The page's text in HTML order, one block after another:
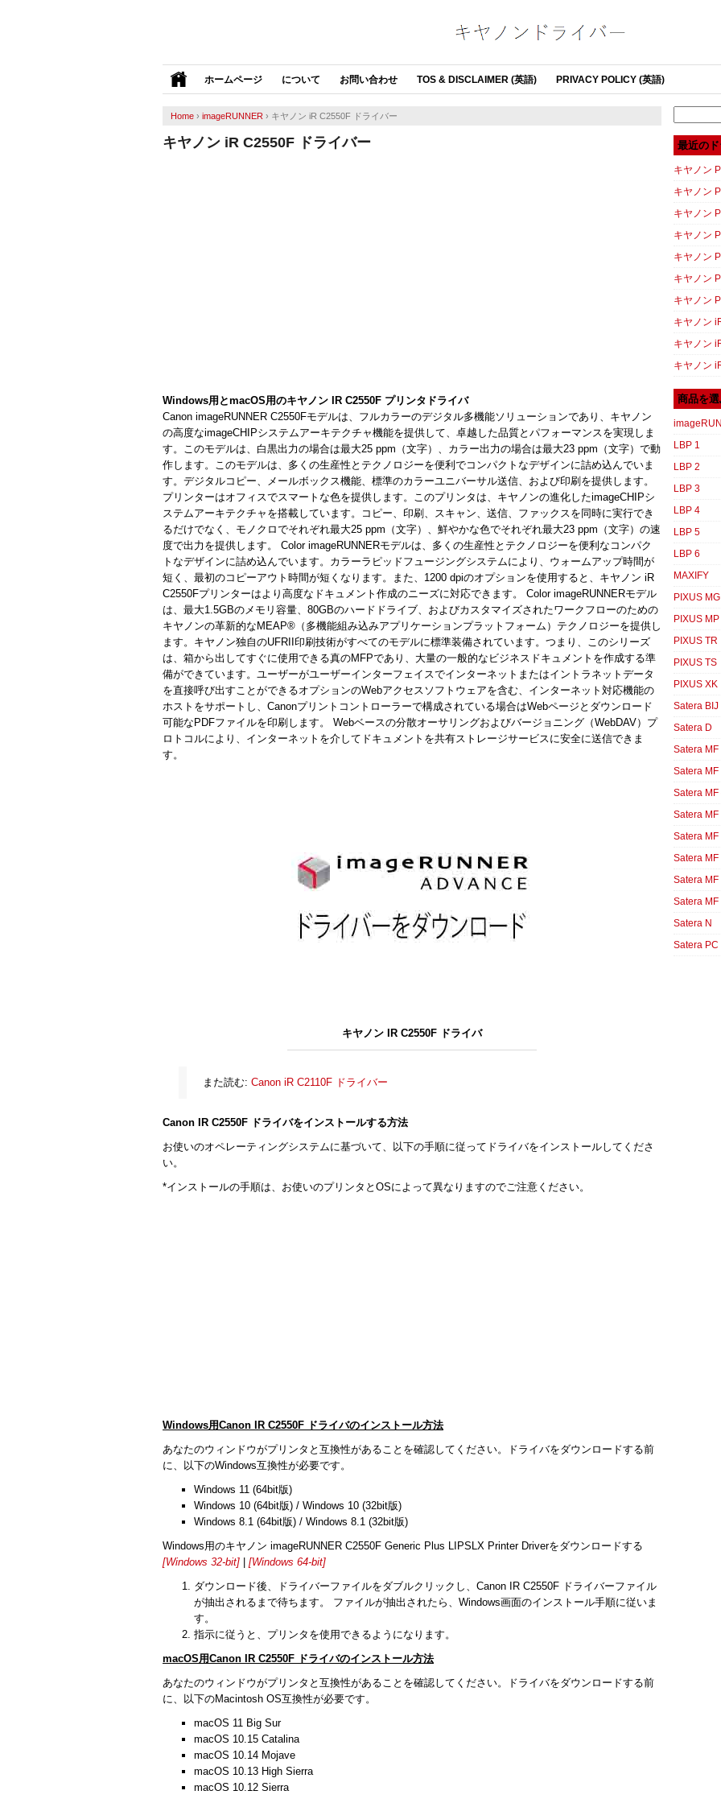
ホームページ について お問い合わせ TOS & DISCLAIMER (英語) PRIVACY POLICY (英語)
Home › imageRUNNER › キヤノン iR C2550F ドライバー
キヤノン iR C2550F ドライバー
Windows用とmacOS用のキヤノン IR C2550F プリンタドライバ
Canon imageRUNNER C2550Fモデルは、フルカラーのデジタル多機能ソリューションであり、キヤノン
の高度なimageCHIPシステムアーキテクチャ機能を提供して、卓越した品質とパフォーマンスを実現しま
す。このモデルは、白黒出力の場合は最大25 ppm（文字）、カラー出力の場合は最大23 ppm（文字）で動
作します。このモデルは、多くの生産性とテクノロジーを便利でコンパクトなデザインに詰め込んでいま
す。デジタルコピー、メールボックス機能、標準のカラーユニバーサル送信、および印刷を提供します。
プリンターはオフィスでスマートな色を提供します。このプリンタは、キヤノンの進化したimageCHIPシ
ステムアーキテクチャを搭載しています。コピー、印刷、スキャン、送信、ファックスを同時に実行でき
るだけでなく、モノクロでそれぞれ最大25 ppm（文字）、鮮やかな色でそれぞれ最大23 ppm（文字）の速
度で出力を提供します。 Color imageRUNNERモデルは、多くの生産性とテクノロジーを便利なコンパク
トなデザインに詰め込んでいます。カラーラピッドフュージングシステムにより、ウォームアップ時間が
短く、最初のコピーアウト時間が短くなります。また、1200 dpiのオプションを使用すると、キヤノン iR
C2550Fプリンターはより高度なドキュメント作成のニーズに対応できます。 Color imageRUNNERモデル
は、最大1.5GBのメモリ容量、80GBのハードドライブ、およびカスタマイズされたワークフローのための
キヤノンの革新的なMEAP®（多機能組み込みアプリケーションプラットフォーム）テクノロジーを提供し
ます。キヤノン独自のUFRII印刷技術がすべてのモデルに標準装備されています。つまり、このシリーズ
は、箱から出してすぐに使用できる真のMFPであり、大量の一般的なビジネスドキュメントを作成する準
備ができています。ユーザーがユーザーインターフェイスでインターネットまたはイントラネットデータ
を直接呼び出すことができるオプションのWebアクセスソフトウェアを含む、インターネット対応機能の
ホストをサポートし、Canonプリントコントローラーで構成されている場合はWebページとダウンロード
可能なPDFファイルを印刷します。 Webベースの分散オーサリングおよびバージョニング（WebDAV）プ
ロトコルにより、インターネットを介してドキュメントを共有ストレージサービスに安全に送信できま
す。
キヤノン IR C2550F ドライバ
また読む: Canon iR C2110F ドライバー
Canon IR C2550F ドライバをインストールする方法
お使いのオペレーティングシステムに基づいて、以下の手順に従ってドライバをインストールしてくださ
い。
*インストールの手順は、お使いのプリンタとOSによって異なりますのでご注意ください。
Windows用Canon IR C2550F ドライバのインストール方法
あなたのウィンドウがプリンタと互換性があることを確認してください。ドライバをダウンロードする前
に、以下のWindows互換性が必要です。
Windows 11 (64bit版)
Windows 10 (64bit版) / Windows 10 (32bit版)
Windows 8.1 (64bit版) / Windows 8.1 (32bit版)
Windows用のキヤノン imageRUNNER C2550F Generic Plus LIPSLX Printer Driverをダウンロードする
[Windows 32-bit]
[Windows 64-bit]
ダウンロード後、ドライバーファイルをダブルクリックし、Canon IR C2550F ドライバーファイル
が抽出されるまで待ちます。 ファイルが抽出されたら、Windows画面のインストール手順に従いま
す。
指示に従うと、プリンタを使用できるようになります。
macOS用Canon IR C2550F ドライバのインストール方法
あなたのウィンドウがプリンタと互換性があることを確認してください。ドライバをダウンロードする前
に、以下のMacintosh OS互換性が必要です。
macOS 11 Big Sur
macOS 10.15 Catalina
macOS 10.14 Mojave
macOS 10.13 High Sierra
macOS 10.12 Sierra
最近の
キヤノン
キヤノン
キヤノン
キヤノン
キヤノン
キヤノン
キヤノン
キヤノン
キヤノン
キヤノン
商品を
LBP 1
LBP 2
LBP 3
LBP 4
LBP 5
LBP 6
MAXIFY
PIXUS MG
PIXUS MP
PIXUS TR
PIXUS TS
PIXUS XK
Satera BIJ
Satera D
Satera MF
Satera MF
Satera MF
Satera MF
Satera MF
Satera MF
Satera MF
Satera MF
Satera N
Satera PC